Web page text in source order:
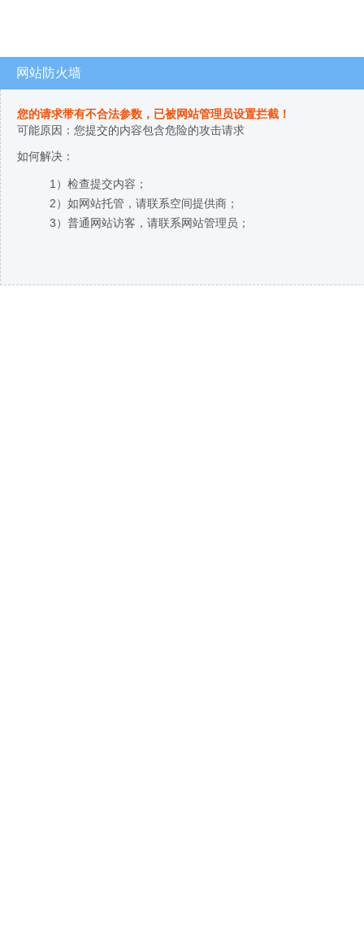
网站防火墙
您的请求带有不合法参数，已被网站管理员设置拦截！
可能原因：您提交的内容包含危险的攻击请求
如何解决：
1）检查提交内容；
2）如网站托管，请联系空间提供商；
3）普通网站访客，请联系网站管理员；